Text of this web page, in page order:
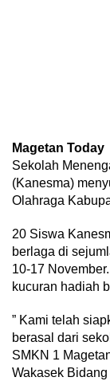
Magetan Today
Sekolah
(Kanesma)
Olahraga
20 Siswa
berlaga di
10-17
kucuran hadiah
” Kami telah
berasal dari
SMKN 1
Wakasek